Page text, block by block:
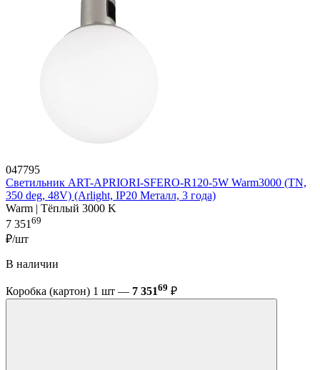
047795
Светильник ART-APRIORI-SFERO-R120-5W Warm3000 (TN,
350 deg, 48V) (Arlight, IP20 Металл, 3 года)
Warm | Тёплый 3000 K
7 351 69
₽/шт
В наличии
Коробка (картон) 1 шт — 7 35169 ₽